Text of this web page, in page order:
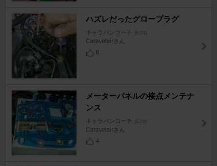
ハズレだったグロープラグ
キャラバンコーチ [E24]
Caravelairさん
6
メーターパネルの接点メンテナ
ンス
キャラバンコーチ [E24]
Caravelairさん
4